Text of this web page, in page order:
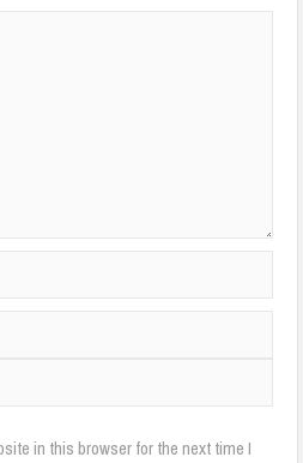
in this browser for the next time I